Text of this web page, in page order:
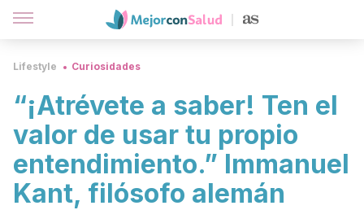
Lifestyle Curiosidades
“¡Atrévete a saber! Ten el
valor de usar tu propio
entendimiento.” Immanuel
Kant, filósofo alemán